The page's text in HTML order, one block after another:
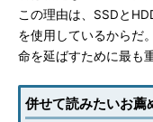
この理由は、SSDと
を使用しているからだ
命を延ばすために最も
併せて読みたいお薦